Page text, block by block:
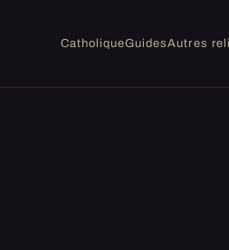
CatholiqueGuidesAutres